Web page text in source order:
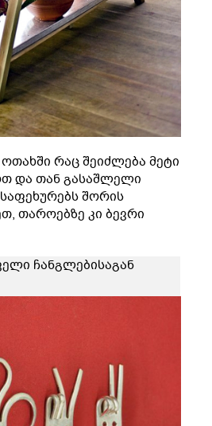
რაც შეიძლება მეტი
და თან გასაშლელი
შორის
თაროებზე კი ბევრი
ჩანგლებისაგან